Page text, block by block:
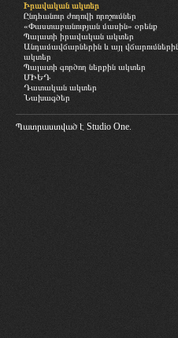
Իրավական ակտեր
Ընդհանուր ժողովի որոշումներ
«Փաստաբանության մասին» օրենք
Պալատի իրավական ակտեր
Անդամավճարներին և այլ
ակտեր
Պալատի գործող ներքին ակտեր
ՄԻԵԴ
Դատական ակտեր
Նախագծեր
Պատրաստված է Studio One.